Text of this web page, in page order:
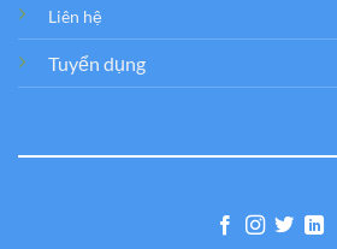
Liên hệ
Tuyển dụng